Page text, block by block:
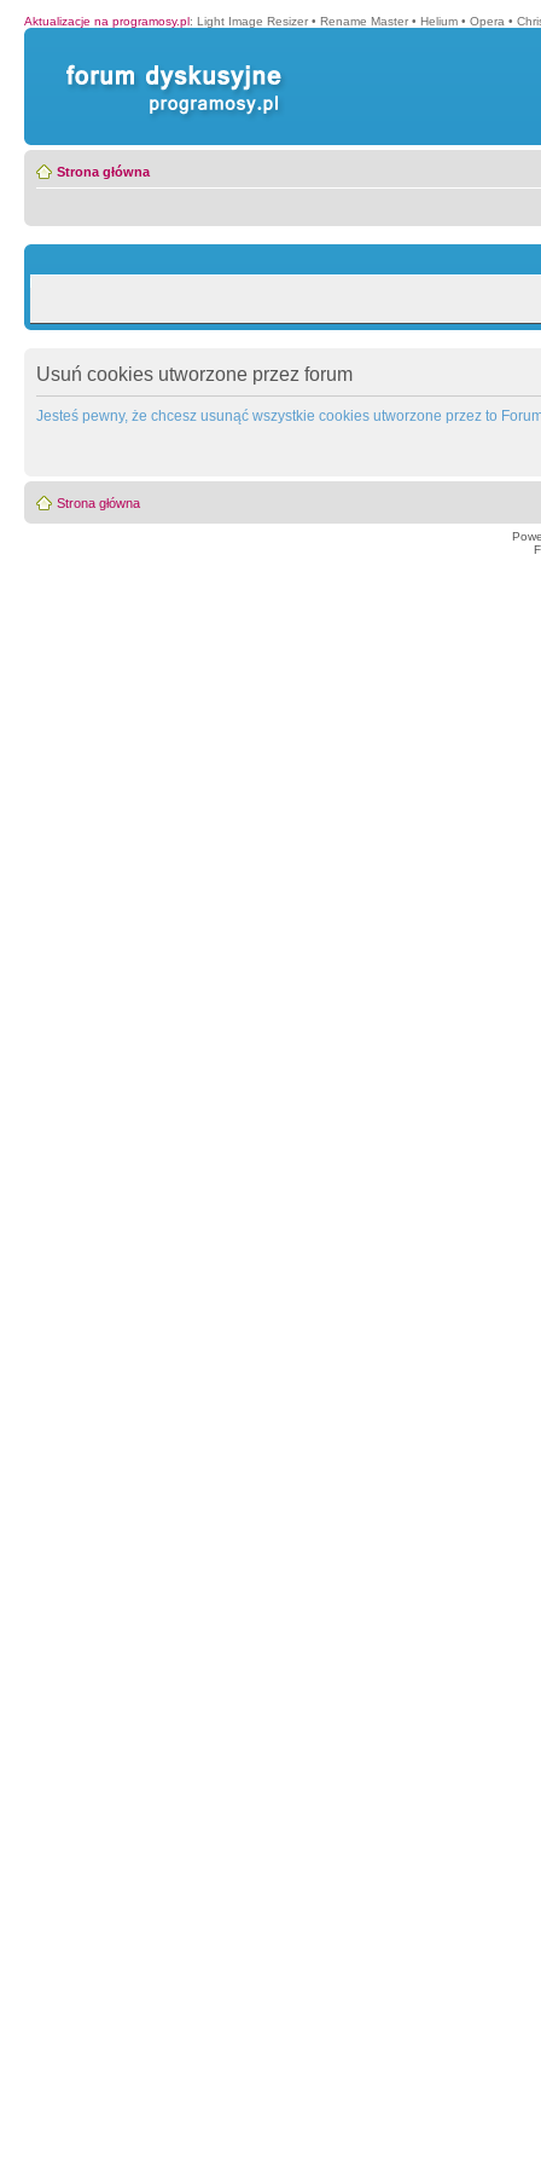
Aktualizacje na programosy.pl: Light Image Resizer • Rename Master • Helium • Opera •
Strona główna
Usuń cookies utworzone przez forum
Jesteś pewny, że chcesz usunąć wszystkie cookies utworzone przez to
Strona główna